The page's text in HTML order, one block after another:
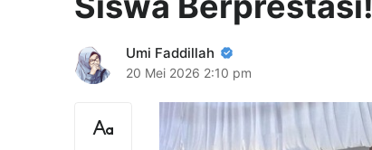
Umi Faddillah
20 Mei 2026 2:10 pm